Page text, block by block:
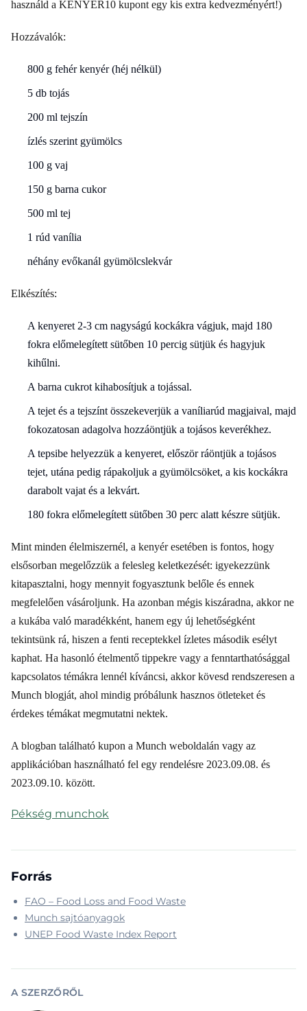
használd a KENYER10 kupont egy kis extra kedvezményért!)
Hozzávalók:
800 g fehér kenyér (héj nélkül)
5 db tojás
200 ml tejszín
ízlés szerint gyümölcs
100 g vaj
150 g barna cukor
500 ml tej
1 rúd vanília
néhány evőkanál gyümölcslekvár
Elkészítés:
A kenyeret 2-3 cm nagyságú kockákra vágjuk, majd 180
fokra előmelegített sütőben 10 percig sütjük és hagyjuk
kihűlni.
A barna cukrot kihabosítjuk a tojással.
A tejet és a tejszínt összekeverjük a vaníliarúd magjaival, majd
fokozatosan adagolva hozzáöntjük a tojásos keverékhez.
A tepsibe helyezzük a kenyeret, először ráöntjük a tojásos
tejet, utána pedig rápakoljuk a gyümölcsöket, a kis kockákra
darabolt vajat és a lekvárt.
180 fokra előmelegített sütőben 30 perc alatt készre sütjük.
Mint minden élelmiszernél, a kenyér esetében is fontos, hogy
elsősorban megelőzzük a felesleg keletkezését: igyekezzünk
kitapasztalni, hogy mennyit fogyasztunk belőle és ennek
megfelelően vásároljunk. Ha azonban mégis kiszáradna, akkor ne
a kukába való maradékként, hanem egy új lehetőségként
tekintsünk rá, hiszen a fenti receptekkel ízletes második esélyt
kaphat. Ha hasonló ételmentő tippekre vagy a fenntarthatósággal
kapcsolatos témákra lennél kíváncsi, akkor kövesd rendszeresen a
Munch blogját, ahol mindig próbálunk hasznos ötleteket és
érdekes témákat megmutatni nektek.
A blogban található kupon a Munch weboldalán vagy az
applikációban használható fel egy rendelésre 2023.09.08. és
2023.09.10. között.
Pékség munchok
Forrás
FAO – Food Loss and Food Waste
Munch sajtóanyagok
UNEP Food Waste Index Report
A SZERZŐRŐL